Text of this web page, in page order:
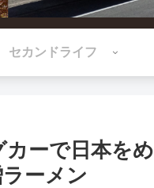
セカンドライフ
カーで日本
ーメン